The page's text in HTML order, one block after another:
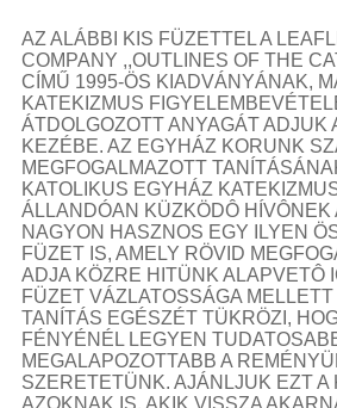
AZ ALÁBBI KIS FÜZETTEL A
COMPANY ,,OUTLINES OF THE
CÍMŰ 1995-ÖS KIADVÁNYÁNAK,
KATEKIZMUS
ÁTDOLGOZOTT ANYAGÁT ADJUK
KEZÉBE. AZ EGYHÁZ KORUNK
MEGFOGALMAZOTT
KATOLIKUS EGYHÁZ
ÁLLANDÓAN KÜZKÖDÔ HÍVÔNEK
NAGYON HASZNOS EGY ILYEN
FÜZET IS, AMELY RÖVID
ADJA KÖZRE HITÜNK ALAPVETÔ
FÜZET VÁZLATOSSÁGA MELLETT
TANÍTÁS EGÉSZÉT TÜKRÖZI,
FÉNYÉNÉL LEGYEN
MEGALAPOZOTTABB A
SZERETETÜNK. AJÁNLJUK EZT A